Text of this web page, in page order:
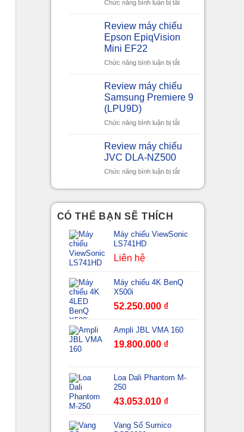
Chức năng bình luận bị tắtở
Laser
ILA
DLA-
RS4200/
Review máy chiếu
Epson EpiqVision
Mini EF22
Chức năng bình luận bị tắtở
chiếu
Epson
Mini
Review máy chiếu
Samsung Premiere 9
(LPU9D)
Chức năng bình luận bị tắtở
Premiere
Review máy chiếu
JVC DLA-NZ500
Chức năng bình luận bị tắtở
máy
chiếu
NZ500
CÓ THỂ BẠN SẼ THÍCH
Máy chiếu ViewSonic
LS741HD
Liên hệ
Máy chiếu 4K BenQ
X500i
52.250.000 ₫
Ampli JBL VMA 160
19.800.000 ₫
Loa Dali Phantom M-
250
43.053.010 ₫
Vang Số Sumico